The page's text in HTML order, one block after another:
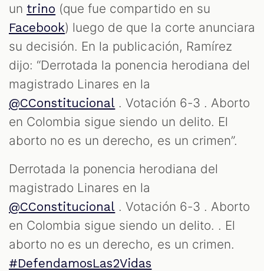
un trino (que fue compartido en su
Facebook) luego de que la corte anunciara
su decisión. En la publicación, Ramírez
dijo: “Derrotada la ponencia herodiana del
magistrado Linares en la
@CConstitucional . Votación 6-3 . Aborto
en Colombia sigue siendo un delito. El
aborto no es un derecho, es un crimen”.
Derrotada la ponencia herodiana del
magistrado Linares en la
@CConstitucional . Votación 6-3 . Aborto
en Colombia sigue siendo un delito. . El
aborto no es un derecho, es un crimen.
#DefendamosLas2Vidas